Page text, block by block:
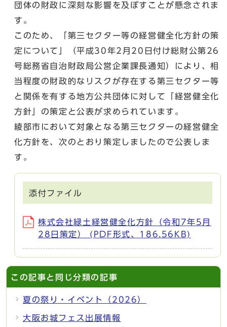
団体の財政に深刻な影響を及ぼすことが懸念されま
す。
このため、「第三セクター等の経営健全化方針の策
定について」（平成30年2月20日付け総財公第26
号総務省自治財政局公営企業課長通知）により、相
当程度の財政的なリスクが存在する第三セクター等
と関係を有する地方公共団体に対して「経営健全化
方針」の策定と公表が求められています。
綾部市において対象となる第三セクターの経営健全
化方針を、次のとおり策定しましたので公表しま
す。
添付ファイル
株式会社緑土経営健全化方針（令和7年5月
28日策定） (PDF形式、186.56KB)
この記事と同じ分類の記事
夏の祭り・イベント（2026）
大阪お城フェス出展情報